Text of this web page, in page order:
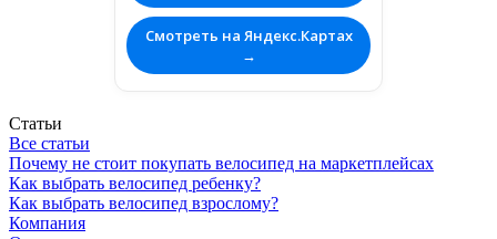
Смотреть на Яндекс.Картах
→
Статьи
Все статьи
Почему не стоит покупать велосипед на маркетплейсах
Как выбрать велосипед ребенку?
Как выбрать велосипед взрослому?
Компания